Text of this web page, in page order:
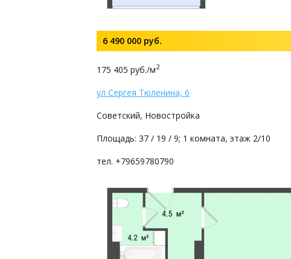
6 490 000 руб.
175 405 руб./м2
ул Сергея Тюленина, 6
Советский, Новостройка
Площадь: 37 / 19 / 9; 1 комната, этаж 2/10
тел. +79659780790